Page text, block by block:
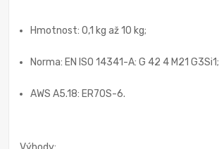
Hmotnost: 0,1 kg až 10 kg;
Norma: EN ISO 14341-A: G 42 4 M21 G3Si1;
AWS A5.18: ER70S-6.